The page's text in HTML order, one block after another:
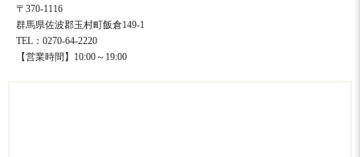
〒370-1116
群馬県佐波郡玉村町飯倉149-1
TEL：0270-64-2220
【営業時間】10:00～19:00